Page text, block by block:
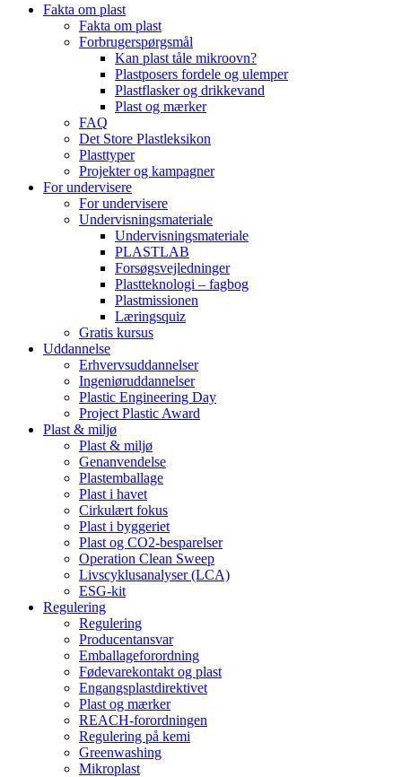
Fakta om plast
Fakta om plast
Forbrugerspørgsmål
Kan plast tåle mikroovn?
Plastposers fordele og ulemper
Plastflasker og drikkevand
Plast og mærker
FAQ
Det Store Plastleksikon
Plasttyper
Projekter og kampagner
For undervisere
For undervisere
Undervisningsmateriale
Undervisningsmateriale
PLASTLAB
Forsøgsvejledninger
Plastteknologi – fagbog
Plastmissionen
Læringsquiz
Gratis kursus
Uddannelse
Erhvervsuddannelser
Ingeniøruddannelser
Plastic Engineering Day
Project Plastic Award
Plast & miljø
Plast & miljø
Genanvendelse
Plastemballage
Plast i havet
Cirkulært fokus
Plast i byggeriet
Plast og CO2-besparelser
Operation Clean Sweep
Livscyklusanalyser (LCA)
ESG-kit
Regulering
Regulering
Producentansvar
Emballageforordning
Fødevarekontakt og plast
Engangsplastdirektivet
Plast og mærker
REACH-forordningen
Regulering på kemi
Greenwashing
Mikroplast